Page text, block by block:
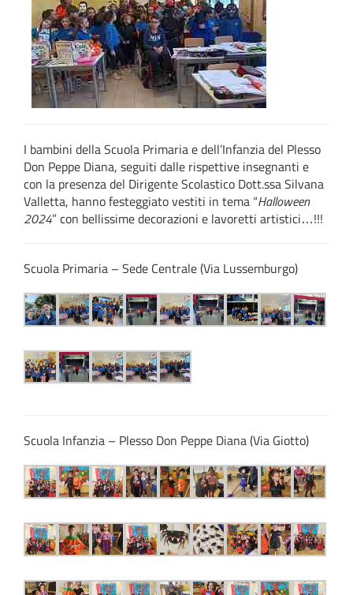
I bambini della Scuola Primaria e dell’Infanzia del Plesso
Don Peppe Diana, seguiti dalle rispettive insegnanti e
con la presenza del Dirigente Scolastico Dott.ssa Silvana
Valletta, hanno festeggiato vestiti in tema “Halloween
2024” con bellissime decorazioni e lavoretti artistici…!!!
Scuola Primaria – Sede Centrale (Via Lussemburgo)
Scuola Infanzia – Plesso Don Peppe Diana (Via Giotto)